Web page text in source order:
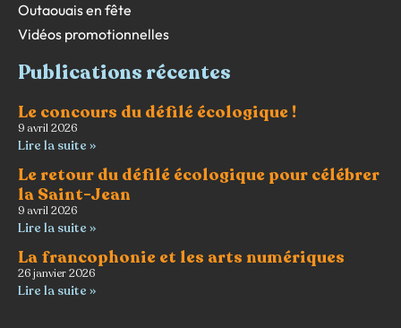
Outaouais en fête
Vidéos promotionnelles
Publications récentes
Le concours du défilé écologique !
9 avril 2026
Lire la suite »
Le retour du défilé écologique pour célébrer
la Saint-Jean
9 avril 2026
Lire la suite »
La francophonie et les arts numériques
26 janvier 2026
Lire la suite »